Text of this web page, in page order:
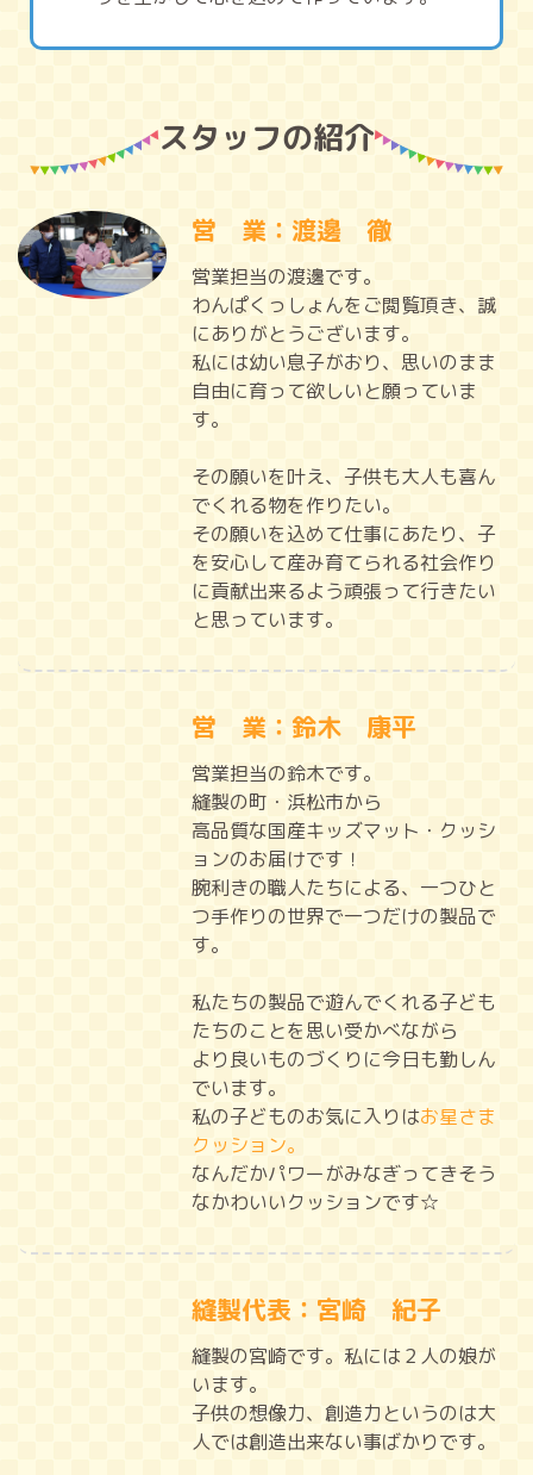
スタッフの紹介
営 業：渡邊 徹
営業担当の渡邊です。
わんぱくっしょんをご閲覧頂き、誠
にありがとうございます。
私には幼い息子がおり、思いのまま
自由に育って欲しいと願っていま
す。
その願いを叶え、子供も大人も喜ん
でくれる物を作りたい。
その願いを込めて仕事にあたり、子
を安心して産み育てられる社会作り
に貢献出来るよう頑張って行きたい
と思っています。
営 業：鈴木 康平
営業担当の鈴木です。
縫製の町・浜松市から
高品質な国産キッズマット・クッシ
ョンのお届けです！
腕利きの職人たちによる、一つひと
つ手作りの世界で一つだけの製品で
す。
私たちの製品で遊んでくれる子ども
たちのことを思い受かべながら
より良いものづくりに今日も勤しん
でいます。
私の子どものお気に入りはお星さま
クッション。
なんだかパワーがみなぎってきそう
なかわいいクッションです☆
縫製代表：宮崎 紀子
縫製の宮崎です。私には２人の娘が
います。
子供の想像力、創造力というのは大
人では創造出来ない事ばかりです。